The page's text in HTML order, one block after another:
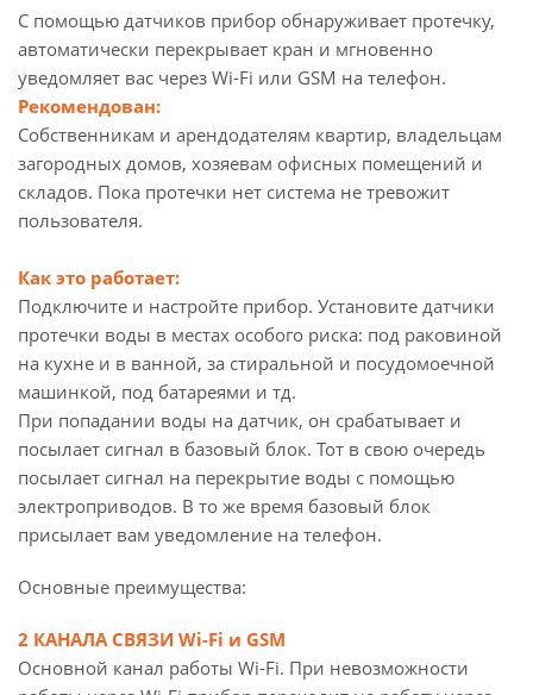
С помощью датчиков прибор обнаруживает протечку,
автоматически перекрывает кран и мгновенно
уведомляет вас через Wi-Fi или GSM на телефон.
Рекомендован:
Собственникам и арендодателям квартир, владельцам
загородных домов, хозяевам офисных помещений и
складов. Пока протечки нет система не тревожит
пользователя.
Как это работает:
Подключите и настройте прибор. Установите датчики
протечки воды в местах особого риска: под раковиной
на кухне и в ванной, за стиральной и посудомоечной
машинкой, под батареями и тд.
При попадании воды на датчик, он срабатывает и
посылает сигнал в базовый блок. Тот в свою очередь
посылает сигнал на перекрытие воды с помощью
электроприводов. В то же время базовый блок
присылает вам уведомление на телефон.
Основные преимущества:
2 КАНАЛА СВЯЗИ Wi-Fi и GSM
Основной канал работы Wi-Fi. При невозможности